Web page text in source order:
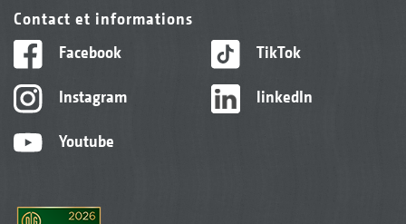
Contact et informations
Facebook
Instagram
Youtube
TikTok
linkedIn